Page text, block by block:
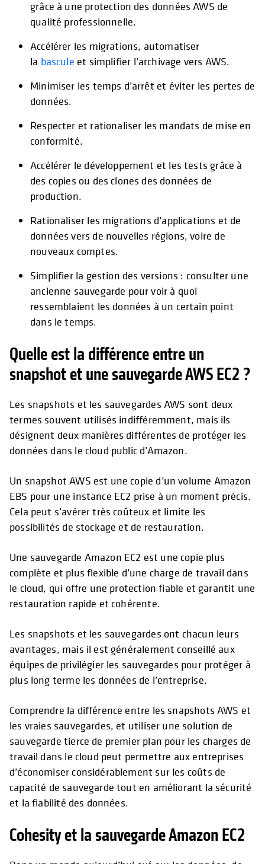
grâce à une protection des données AWS de
qualité professionnelle.
Accélérer les migrations, automatiser
la bascule et simplifier l’archivage vers AWS.
Minimiser les temps d’arrêt et éviter les pertes de
données.
Respecter et rationaliser les mandats de mise en
conformité.
Accélérer le développement et les tests grâce à
des copies ou des clones des données de
production.
Rationaliser les migrations d’applications et de
données vers de nouvelles régions, voire de
nouveaux comptes.
Simplifier la gestion des versions : consulter une
ancienne sauvegarde pour voir à quoi
ressemblaient les données à un certain point
dans le temps.
Quelle est la différence entre un
snapshot et une sauvegarde AWS EC2 ?
Les snapshots et les sauvegardes AWS sont deux
termes souvent utilisés indifféremment, mais ils
désignent deux manières différentes de protéger les
données dans le cloud public d’Amazon.
Un snapshot AWS est une copie d’un volume Amazon
EBS pour une instance EC2 prise à un moment précis.
Cela peut s’avérer très coûteux et limite les
possibilités de stockage et de restauration.
Une sauvegarde Amazon EC2 est une copie plus
complète et plus flexible d’une charge de travail dans
le cloud, qui offre une protection fiable et garantit une
restauration rapide et cohérente.
Les snapshots et les sauvegardes ont chacun leurs
avantages, mais il est généralement conseillé aux
équipes de privilégier les sauvegardes pour protéger à
plus long terme les données de l’entreprise.
Comprendre la différence entre les snapshots AWS et
les vraies sauvegardes, et utiliser une solution de
sauvegarde tierce de premier plan pour les charges de
travail dans le cloud peut permettre aux entreprises
d’économiser considérablement sur les coûts de
capacité de sauvegarde tout en améliorant la sécurité
et la fiabilité des données.
Cohesity et la sauvegarde Amazon EC2